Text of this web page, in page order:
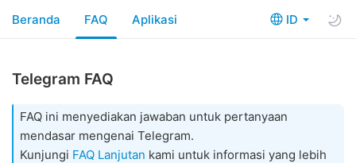
ID
Beranda FAQ Aplikasi
Telegram FAQ
FAQ ini menyediakan jawaban untuk pertanyaan
mendasar mengenai Telegram.
Kunjungi FAQ Lanjutan kami untuk informasi yang lebih